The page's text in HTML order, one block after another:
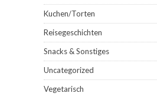
Kuchen/Torten
Reisegeschichten
Snacks & Sonstiges
Uncategorized
Vegetarisch